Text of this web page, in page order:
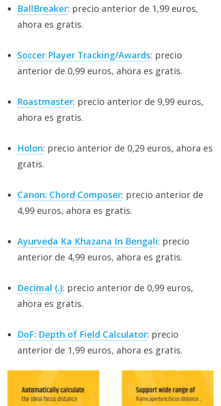
BallBreaker: precio anterior de 1,99 euros,
ahora es gratis.
Soccer Player Tracking/Awards: precio
anterior de 0,99 euros, ahora es gratis.
Roastmaster: precio anterior de 9,99 euros,
ahora es gratis.
Holon: precio anterior de 0,29 euros, ahora es
gratis.
Canon: Chord Composer: precio anterior de
4,99 euros, ahora es gratis.
Ayurveda Ka Khazana In Bengali: precio
anterior de 4,99 euros, ahora es gratis.
Decimal (.): precio anterior de 0,99 euros,
ahora es gratis.
DoF: Depth of Field Calculator: precio
anterior de 1,99 euros, ahora es gratis.